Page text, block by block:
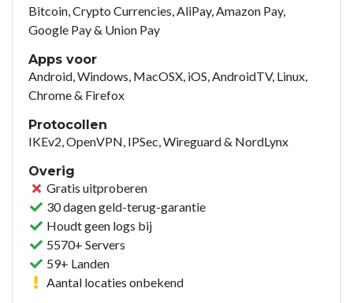
Bitcoin, Crypto Currencies, AliPay, Amazon Pay,
Google Pay & Union Pay
Apps voor
Android, Windows, MacOSX, iOS, AndroidTV, Linux,
Chrome & Firefox
Protocollen
IKEv2, OpenVPN, IPSec, Wireguard & NordLynx
Overig
Gratis uitproberen
30 dagen geld-terug-garantie
Houdt geen logs bij
5570+ Servers
59+ Landen
Aantal locaties onbekend